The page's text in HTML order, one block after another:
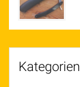
Kategorien